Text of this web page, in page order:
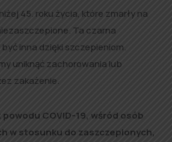
45. roku życia, które zmarły na
Ta czarna
inna dzięki szczepieniom.
uniknąć zachorowania lub
zakażenie.
powodu COVID-19, wśród osób
w stosunku do zaszczepionych,